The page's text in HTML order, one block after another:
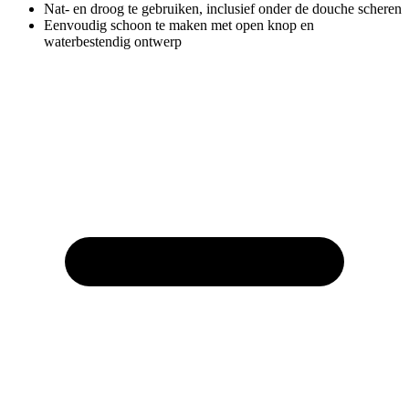
Nat- en droog te gebruiken, inclusief onder de douche scheren
Eenvoudig schoon te maken met open knop en
waterbestendig ontwerp